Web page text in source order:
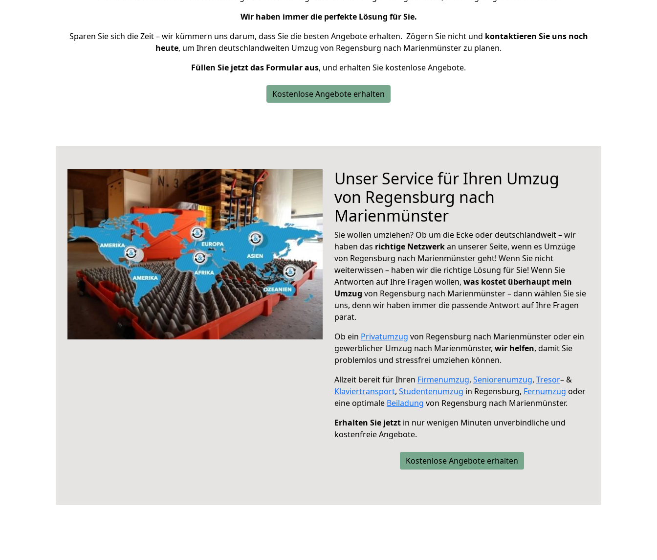
Wir haben immer die perfekte Lösung für Sie.
Sparen Sie sich die Zeit – wir kümmern uns darum, dass Sie die besten Angebote erhalten. Zögern Sie nicht und kontaktieren Sie uns noch
heute, um Ihren deutschlandweiten Umzug von Regensburg nach Marienmünster zu planen.
Füllen Sie jetzt das Formular aus, und erhalten Sie kostenlose Angebote.
Kostenlose Angebote erhalten
Unser Service für Ihren Umzug
von Regensburg nach
Marienmünster
Sie wollen umziehen? Ob um die Ecke oder deutschlandweit – wir
haben das richtige Netzwerkan unserer Seite, wenn es Umzüge
von Regensburg nach Marienmünster geht! Wenn Sie nicht
weiterwissen – haben wir die richtige Lösung für Sie! Wenn Sie
Antworten auf Ihre Fragen wollen, was kostet überhaupt mein
Umzug von Regensburg nach Marienmünster – dann wählen Sie sie
uns, denn wir haben immer die passende Antwort auf Ihre Fragen
parat.
Ob ein Privatumzug von Regensburg nach Marienmünster oder ein
gewerblicher Umzug nach Marienmünster, wir helfen, damit Sie
problemlos und stressfrei umziehen können.
Allzeit bereit für Ihren Firmenumzug, Seniorenumzug, Tresor– &
Klaviertransport, Studentenumzug in Regensburg, Fernumzug oder
eine optimale Beiladung von Regensburg nach Marienmünster.
Erhalten Sie jetzt in nur wenigen Minuten unverbindliche und
kostenfreie Angebote.
Kostenlose Angebote erhalten